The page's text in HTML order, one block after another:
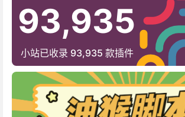
93,935
小站已收录 93,935 款插件